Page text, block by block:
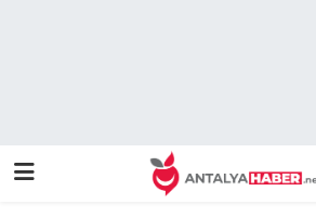
Namaz Vakitleri